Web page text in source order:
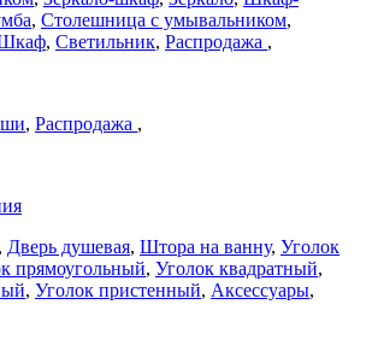
, Столешница с умывальником,
, Светильник, Распродажа ,
, Распродажа ,
, Дверь душевая, Штора на ванну, Уголок
прямоугольный, Уголок квадратный,
, Уголок пристенный, Аксессуары,